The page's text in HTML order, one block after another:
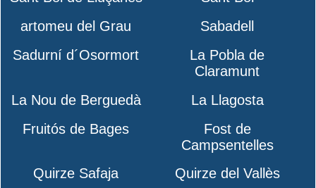
artomeu del Grau
Sabadell
Sadurní d´Osormort
La Pobla de
Claramunt
La Nou de Berguedà
La Llagosta
Fruitós de Bages
Fost de
Campsentelles
Quirze Safaja
Quirze del Vallès